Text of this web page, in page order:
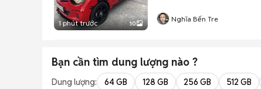
1 phút trước 10 Nghĩa Bến Tre
Bạn cần tìm dung lượng nào ?
Dung lượng: 64 GB 128 GB 256 GB 512 GB